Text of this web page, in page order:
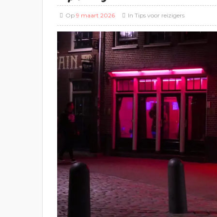
Op 9 maart 2026 In Tips voor reizigers